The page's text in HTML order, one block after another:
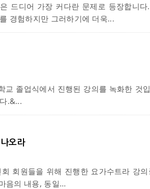
드디어 가장 커다란 문제로 등장합니다
경험하지만 그러하기에 더욱...
졸업식에서 진행된 강의를 녹화한 것
.&...
오라
회원들을 위해 진행한 요가수트라 강
음의 내용, 동일...